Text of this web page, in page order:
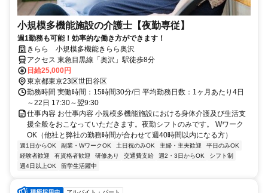
小規模多機能施設の介護士【夜勤専従】
週1勤務も可能！効率的な働き方ができます！
きらら 小規模多機能きらら奥沢
アクセス 東急目黒線「奥沢」駅徒歩8分
日給25,000円
東京都東京23区世田谷区
勤務時間 実働時間：15時間30分/日 平均勤務日数：1ヶ月あたり4日
～22日 17:30～翌9:30
仕事内容 お仕事内容 小規模多機能施設における身体介護及び生活支
援全般をおこなっていただきます。夜勤シフトのみです。 Wワーク
OK（他社と弊社の勤務時間が合わせて週40時間以内になる方）
週1日からOK 副業・WワークOK 土日祝のみOK 主婦・主夫歓迎
平日のみOK
経験者歓迎
有資格者歓迎 研修あり 交通費支給 週2・3日からOK
シフト制
週4日以上OK
留学生活躍中